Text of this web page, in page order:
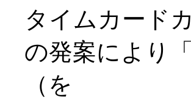
タイムカード
の発案により
（を